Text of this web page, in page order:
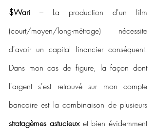
$Wari – La production d'un film
(court/moyen/long-métrage) nécessite
d'avoir un capital financier conséquent.
Dans mon cas de figure, la façon dont
l'argent s'est retrouvé sur mon compte
stratagèmes astucieux et bien évidemment